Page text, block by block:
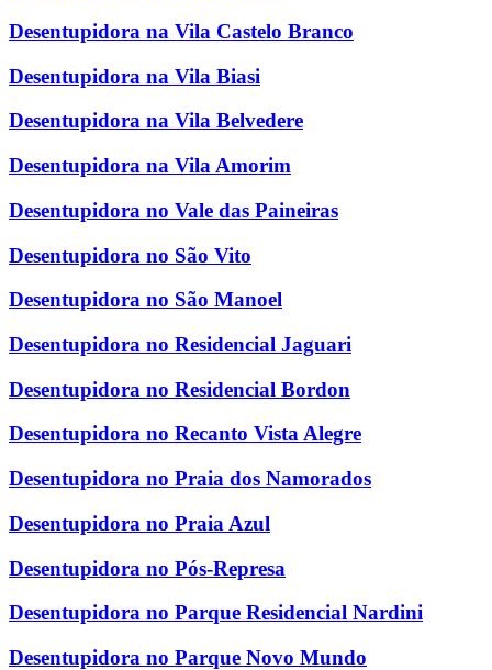
Desentupidora na Vila Castelo Branco
Desentupidora na Vila Biasi
Desentupidora na Vila Belvedere
Desentupidora na Vila Amorim
Desentupidora no Vale das Paineiras
Desentupidora no São Vito
Desentupidora no São Manoel
Desentupidora no Residencial Jaguari
Desentupidora no Residencial Bordon
Desentupidora no Recanto Vista Alegre
Desentupidora no Praia dos Namorados
Desentupidora no Praia Azul
Desentupidora no Pós-Represa
Desentupidora no Parque Residencial Nardini
Desentupidora no Parque Novo Mundo